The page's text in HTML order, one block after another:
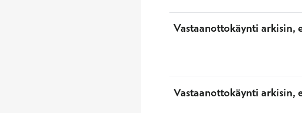
Vastaanottokäynti arkisin,
Vastaanottokäynti arkisin,